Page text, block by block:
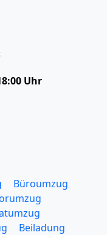
Uhr
Büroumzug
Beiladung